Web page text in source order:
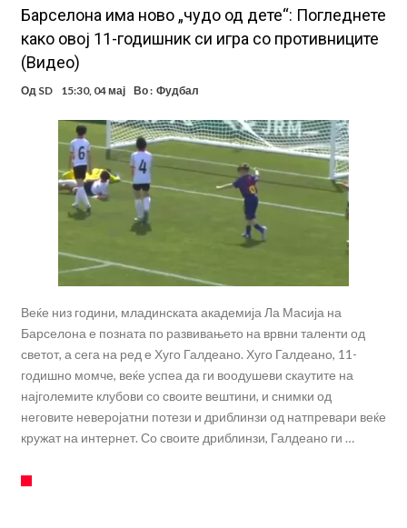
Арсенал со 138 милиони евра тргнува по ѕвездата на Серија А?
Мурињо воведува строга дисциплина во Реал Мадрид: Ова се
трите нови правила
Неочекувана „бомба“ од Англија: Ливерпул се засили од
Судење за смртта на Марадона: Откриени нови детали
Англиски репрезентативец обвинет за напад во ноќен клуб – ќе
оди на суд!
Дилеми повеќе нема: Познато е кога Родри ќе стане новиот
фудбалер на Барселона
Барселона има ново „чудо од дете“: Погледнете
како овој 11-годишник си игра со противниците
(Видео)
Од SD 15:30, 04 мај Во : Фудбал
Веќе низ години, младинската академија Ла Масија на
Барселона е позната по развивањето на врвни таленти од
светот, а сега на ред е Хуго Галдеано. Хуго Галдеано, 11-
годишно момче, веќе успеа да ги воодушеви скаутите на
најголемите клубови со своите вештини, и снимки од
неговите неверојатни потези и дриблинзи од натпревари веќе
кружат на интернет. Со своите дриблинзи, Галдеано ги …